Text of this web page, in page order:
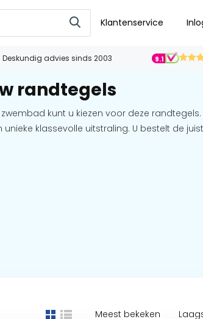
Klantenservice
Deskundig advies sinds 2003 9.1
randtegels
kunt u kiezen voor deze randtegels.
klassevolle uitstraling. U bestelt de
Meest bekeken